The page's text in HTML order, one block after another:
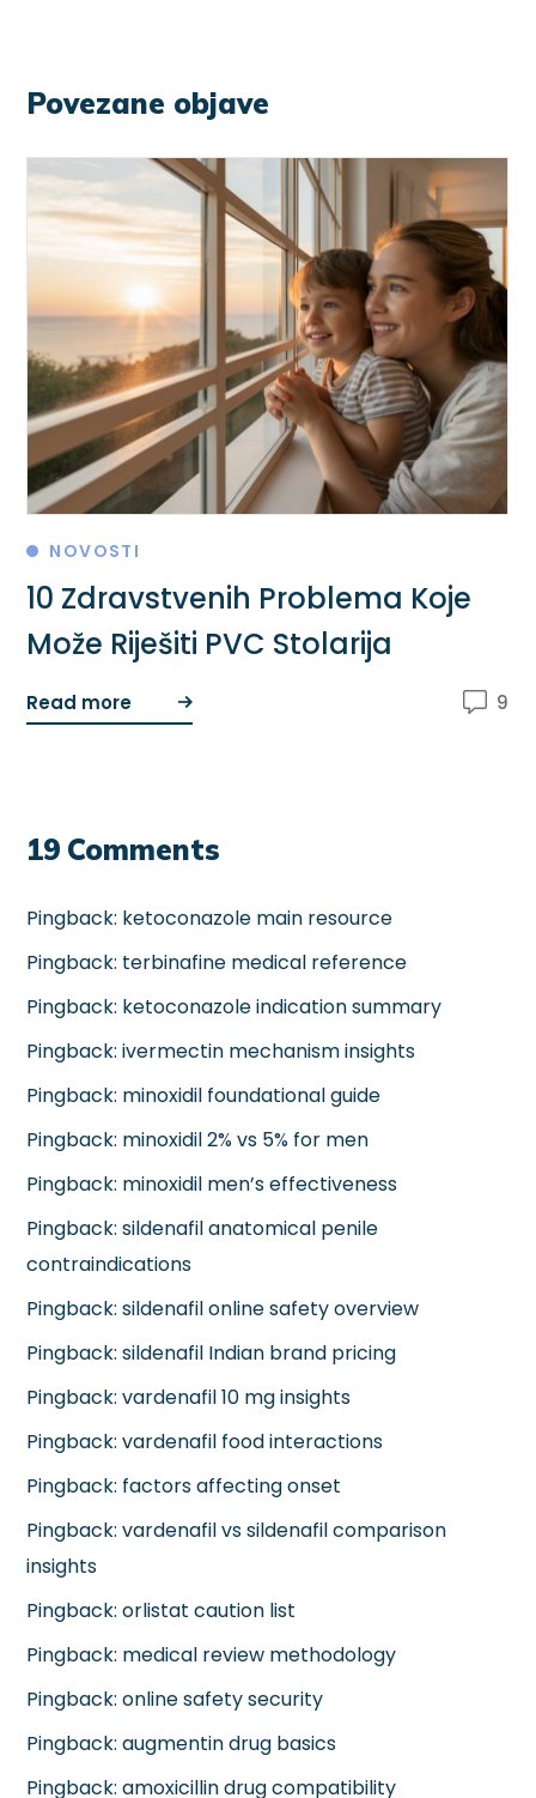
Povezane objave
NOVOSTI
10 Zdravstvenih Problema Koje
Može Riješiti PVC Stolarija
Read more 9
19 Comments
Pingback: ketoconazole main resource
Pingback: terbinafine medical reference
Pingback: ketoconazole indication summary
Pingback:ivermectin mechanism insights
Pingback: minoxidil foundational guide
Pingback: minoxidil 2% vs 5% for men
Pingback: minoxidil men’s effectiveness
Pingback:sildenafil anatomical penile
contraindications
Pingback:sildenafil online safety overview
Pingback:sildenafil Indian brand pricing
Pingback:vardenafil 10 mg insights
Pingback:vardenafil food interactions
Pingback: factors affecting onset
Pingback:vardenafil vs sildenafil comparison
insights
Pingback:orlistat caution list
Pingback: medical review methodology
Pingback:online safety security
Pingback:augmentin drug basics
Pingback:amoxicillin drug compatibility